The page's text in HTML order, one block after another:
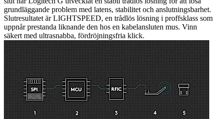
grundläggande problem med latens, stabilitet och anslutningsbarhet.
Slutresultatet är LIGHTSPEED, en trådlös lösning i proffsklass som
uppnår prestanda liknande den hos en kabelansluten mus. Vinn
säkert med ultrasnabba, fördröjningsfria klick.